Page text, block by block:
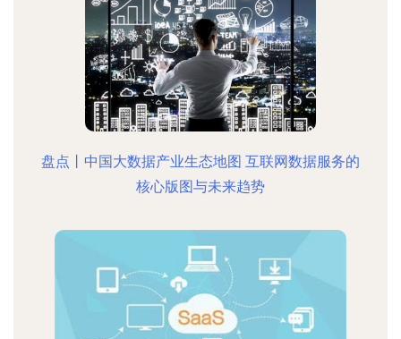
盘点丨中国大数据产业生态地图 互联网数据服务的
核心版图与未来趋势